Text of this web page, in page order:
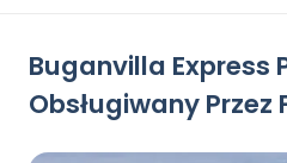
Buganvilla Express
Obsługiwany Przez